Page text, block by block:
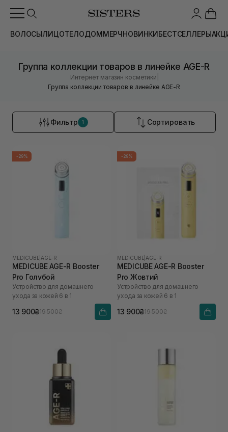
ВОЛОСЫЛИЦОТЕЛОДОММЕРЧНОВИНКИБЕСТСЕЛЛЕРЫ
Группа коллекции товаров в линейке AGE-R
Интернет магазин косметики
Группа коллекции товаров в линейке AGE-R
Фильтр 1 Сортировать
-29%
MEDICUBE AGE-R
MEDICUBE AGE-R Booster
Pro Голубой
Устройство для домашнего
ухода за кожей 6 в 1
13 900₴19 500₴
-29%
MEDICUBE AGE-R
MEDICUBE AGE-R Booster
Pro Жовтий
Устройство для домашнего
ухода за кожей 6 в 1
13 900₴19 500₴